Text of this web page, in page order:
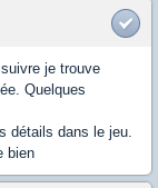
je trouve
Quelques
détails dans le jeu.
bien